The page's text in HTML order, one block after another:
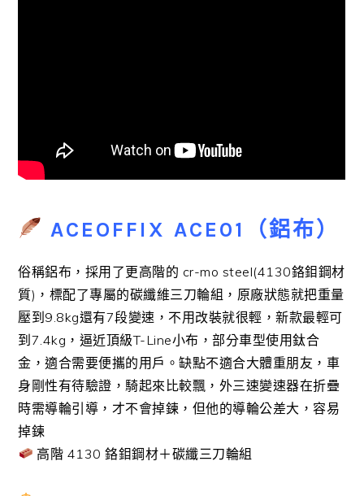
ACEOFFIX ACE01（鋁布）
俗稱鋁布，採用了更高階的 cr-mo steel(4130鉻鉬鋼材
質)，標配了專屬的碳纖維三刀輪組，原廠狀態就把重量
壓到9.8kg還有7段變速，不用改裝就很輕，新款最輕可
到7.4kg，逼近頂級T-Line小布，部分車型使用鈦合
金，適合需要便攜的用戶。缺點不適合大體重朋友，車
身剛性有待驗證，騎起來比較飄，外三速變速器在折疊
時需導輪引導，才不會掉鍊，但他的導輪公差大，容易
掉鍊
高階 4130 鉻鉬鋼材＋碳纖三刀輪組